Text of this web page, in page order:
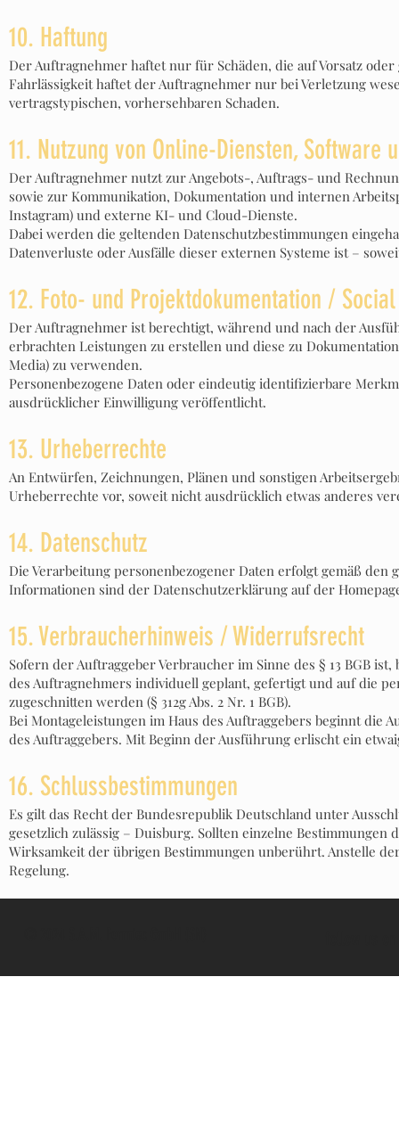
10. Haftung
Der Auftragnehmer haftet nur für Schäden, die auf Vorsatz
Fahrlässigkeit haftet der Auftragnehmer nur bei Verletzung
vertragstypischen, vorhersehbaren Schaden.
11. Nutzung von Online-Diensten, Software
Der Auftragnehmer nutzt zur Angebots-, Auftrags- und
sowie zur Kommunikation, Dokumentation und internen
Instagram) und externe KI- und Cloud-Dienste.
Dabei werden die geltenden Datenschutzbestimmungen
Datenverluste oder Ausfälle dieser externen Systeme ist –
12. Foto- und Projektdokumentation /
Der Auftragnehmer ist berechtigt, während und nach der
erbrachten Leistungen zu erstellen und diese zu
Media) zu verwenden.
Personenbezogene Daten oder eindeutig identifizierbare
ausdrücklicher Einwilligung veröffentlicht.
13. Urheberrechte
An Entwürfen, Zeichnungen, Plänen und sonstigen
Urheberrechte vor, soweit nicht ausdrücklich etwas anderes
14. Datenschutz
Die Verarbeitung personenbezogener Daten erfolgt gemäß den
Informationen sind der Datenschutzerklärung auf der
15. Verbraucherhinweis / Widerrufsrecht
Sofern der Auftraggeber Verbraucher im Sinne des § 13 BGB
des Auftragnehmers individuell geplant, gefertigt und auf die
zugeschnitten werden (§ 312g Abs. 2 Nr. 1 BGB).
Bei Montageleistungen im Haus des Auftraggebers beginnt die
des Auftraggebers. Mit Beginn der Ausführung erlischt ein
16. Schlussbestimmungen
Es gilt das Recht der Bundesrepublik Deutschland unter
gesetzlich zulässig – Duisburg. Sollten einzelne
Wirksamkeit der übrigen Bestimmungen unberührt. Anstelle
Regelung.